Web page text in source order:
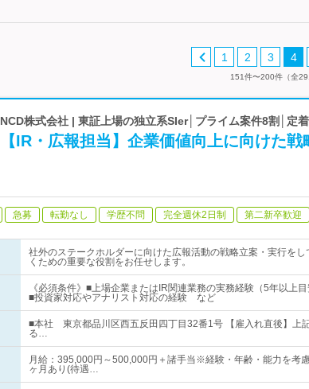
1 2 3 4
151件〜200件（全
NCD株式会社 | 東証上場の独立系SIer│プライム案件8割│定
【IR・広報担当】企業価値向上に向けた
急募 転勤なし 学歴不問 完全週休2日制 第二新卒歓迎
社外のステークホルダーに向けた広報活動の戦略立案・実行を
くための重要な役割をお任せします。
《必須条件》■上場企業またはIR関連業務の実務経験（5年以上
■投資家対応やアナリスト対応の経験 など
■本社 東京都品川区西五反田四丁目32番1号 【雇入れ直後】上
る…
月給：395,000円～500,000円＋諸手当※経験・年齢・能力を考
ヶ月あり(待遇…